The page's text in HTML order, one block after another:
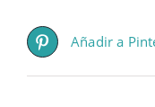
Añadir a